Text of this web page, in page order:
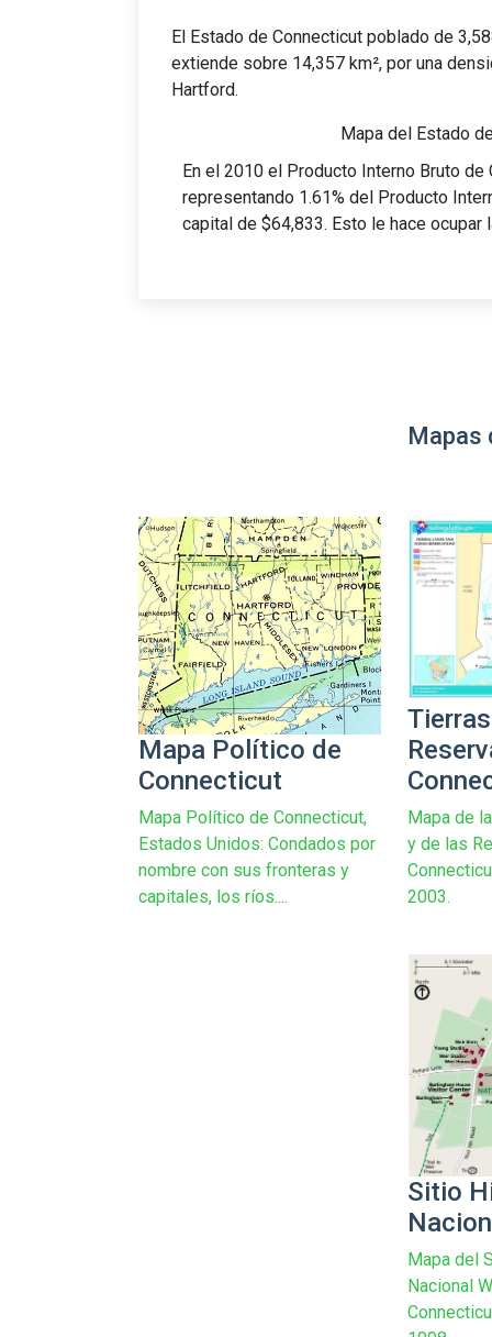
El Estado de Connecticut poblado de
extiende sobre 14,357 km², por una
Hartford.
Mapa del Estado
En el 2010 el Producto Interno Bruto
representando 1.61% del Producto
capital de $64,833. Esto le hace
Mapas
Mapa Político de
Connecticut
Mapa Político de Connecticut,
Estados Unidos: Condados por
nombre con sus fronteras y
capitales, los ríos....
Mapa de
y de las
2003.
Sitio
Mapa del
Nacional